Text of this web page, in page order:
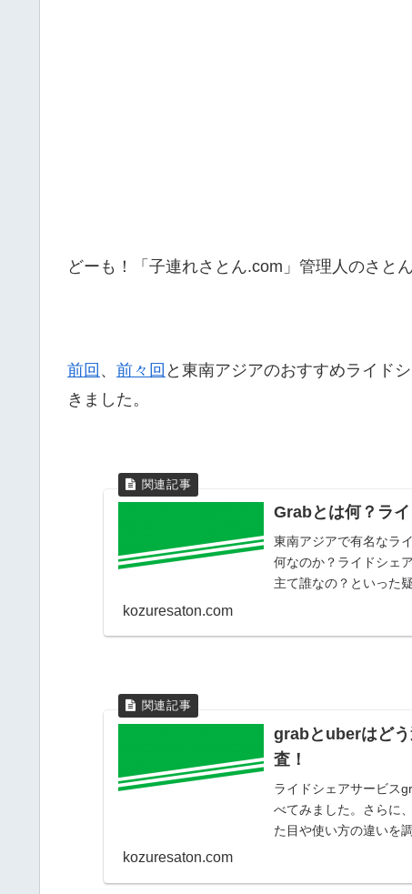
どーも！「子連れさとん.com」管理人のさとん
前回 、 前々回 と東南アジアのおすすめライド
きました。
Grabとは何？ラ
東南アジアで有名なラ
何なのか？ライドシェ
主て誰なの？といった
kozuresaton.com
grabとuberはどう
査！
ライドシェアサービス
べてみました。さらに
た目や使い方の違いを
kozuresaton.com